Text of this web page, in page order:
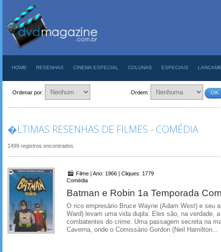
HOME RESENHAS CINEMA ESPECIAL COLUNAS ESPECIAIS
Ordenar por: Ordem: OK
�LTIMAS RESENHAS DE FILMES - COMÉDIA
1499 registros encontrados.
Filme | Ano: 1966 | Cliques: 1779
Comédia
Batman e Robin 1a Temporada
O rico empresário Bruce Wayne (Adam West) e seu
Ward) levam uma vida dupla: Eles são, na verdade,
combatentes do crime. Uma passagem secreta na
Caverna, onde o Comissário Gordon (Neil Hamilton...